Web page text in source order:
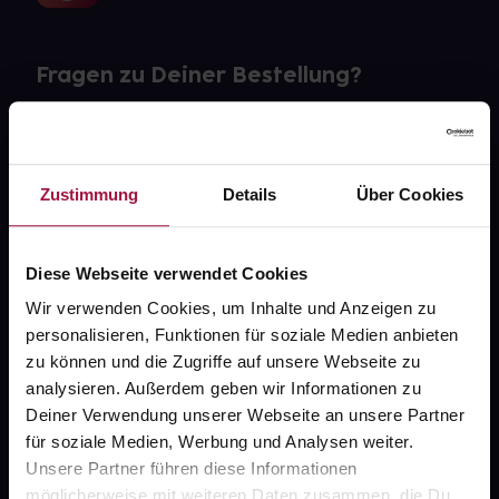
Zustimmung Details Über Cookies
Diese Webseite verwendet Cookies
Wir verwenden Cookies, um Inhalte und Anzeigen zu
personalisieren, Funktionen für soziale Medien anbieten
zu können und die Zugriffe auf unsere Webseite zu
analysieren. Außerdem geben wir Informationen zu
Deiner Verwendung unserer Webseite an unsere Partner
für soziale Medien, Werbung und Analysen weiter.
Unsere Partner führen diese Informationen
Fragen zu Deiner Bestellung?
Über uns
Karriere